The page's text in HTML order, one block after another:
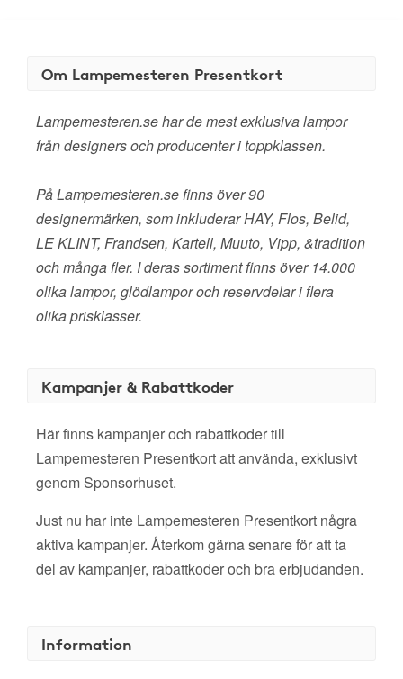
Om Lampemesteren Presentkort
Lampemesteren.se har de mest exklusiva lampor
från designers och producenter i toppklassen.
På Lampemesteren.se finns över 90
designermärken, som inkluderar HAY, Flos, Belid,
LE KLINT, Frandsen, Kartell, Muuto, Vipp, &tradition
och många fler. I deras sortiment finns över 14.000
olika lampor, glödlampor och reservdelar i flera
olika prisklasser.
Kampanjer & Rabattkoder
Här finns kampanjer och rabattkoder till
Lampemesteren Presentkort att använda, exklusivt
genom Sponsorhuset.
Just nu har inte Lampemesteren Presentkort några
aktiva kampanjer. Återkom gärna senare för att ta
del av kampanjer, rabattkoder och bra erbjudanden.
Information